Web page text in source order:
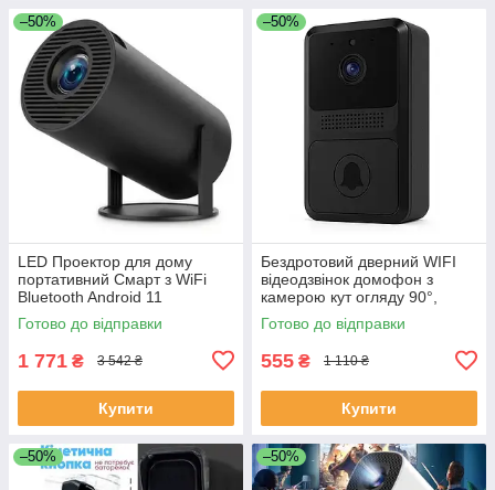
–50%
LED Проектор для дому
портативний Смарт з WiFi
Bluetooth Android 11
1280х720р Black LC-68
Готово до відправки
1 771 ₴ 3 542 ₴
Купити
–50%
Бездротовий дверний WIFI
відеодзвінок домофон з
камерою кут огляду 90°,
нічне бачення, мобільний
додаток FE-50
Готово до відправки
555 ₴ 1 110 ₴
Купити
–50% –50%